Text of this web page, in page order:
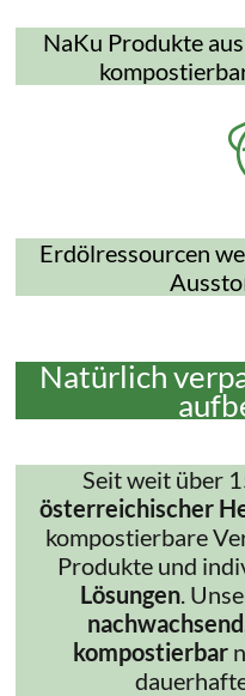
NaKu Produkte
Erdölressourcen
Natürlich
Seit weit über
österreichischer
kompostierbare
Produkte und
Lösungen.
kompostierbar